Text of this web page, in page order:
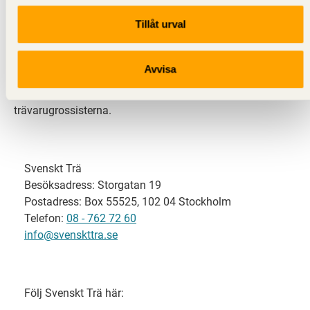
Tillåt urval
Avvisa
Svenskt Trä representerar svensk sågverksindustri
och är en del av branschorganisationen
svensk limträ-, KL-trä- och förpackningsindustri samt
trävarugrossisterna.
Svenskt Trä
Besöksadress: Storgatan 19
Postadress: Box 55525, 102 04 Stockholm
Telefon: 08 - 762 72 60
info@svenskttra.se
Följ Svenskt Trä här: